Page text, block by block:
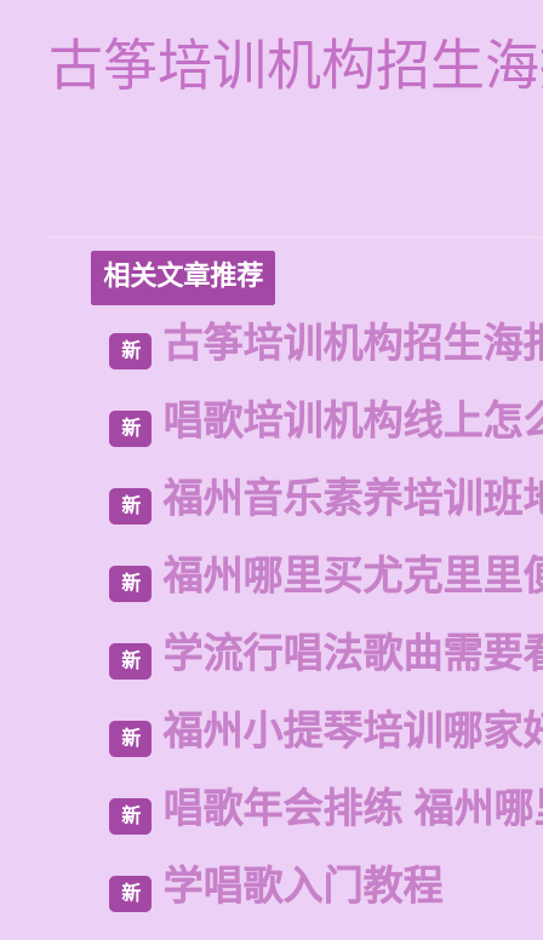
古筝培训机构招生
相关文章推荐
新 古筝培训机构招生海
新 唱歌培训机构线上怎
新 福州音乐素养培训班
新 福州哪里买尤克里里
新 学流行唱法歌曲需要
新 福州小提琴培训哪家
新 唱歌年会排练 福州
新 学唱歌入门教程